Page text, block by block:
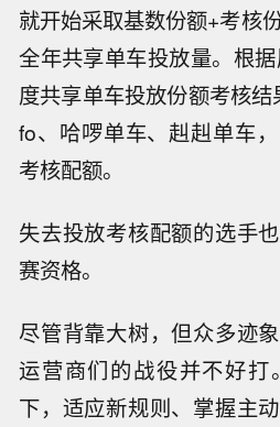
就开始采取基数份额+考核
全年共享单车投放量。根
度共享单车投放份额考核
fo、哈啰单车、赳赳单车
考核配额。
失去投放考核配额的选手
赛资格。
尽管背靠大树，但众多迹
运营商们的战役并不好打
下，适应新规则、掌握主